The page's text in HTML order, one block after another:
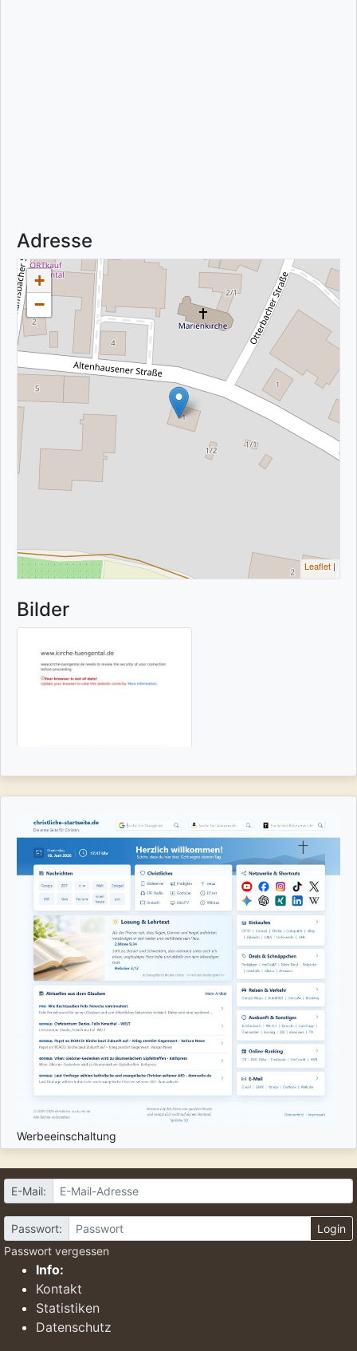
Adresse
+
−
Leaflet |
Bilder
Werbeeinschaltung
E-Mail:
Passwort:
Login
Passwort vergessen
Info:
Kontakt
Statistiken
Datenschutz